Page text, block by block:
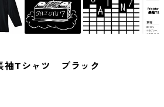
袖Tシャツ ブラック